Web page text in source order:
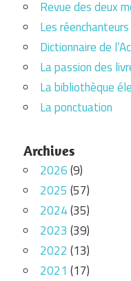
Revue des deux
Les
Dictionnaire de
La passion des
La bibliothèque
La ponctuation
Archives
2026(9)
2025 (57)
2024(35)
2023 (39)
2022 (13)
2021 (17)